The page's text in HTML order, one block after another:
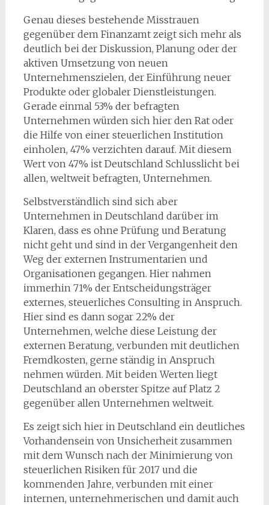
Genau dieses bestehende Misstrauen
gegenüber dem Finanzamt zeigt sich mehr als
deutlich bei der Diskussion, Planung oder der
aktiven Umsetzung von neuen
Unternehmenszielen, der Einführung neuer
Produkte oder globaler Dienstleistungen.
Gerade einmal 53% der befragten
Unternehmen würden sich hier den Rat oder
die Hilfe von einer steuerlichen Institution
einholen, 47% verzichten darauf. Mit diesem
Wert von 47% ist Deutschland Schlusslicht bei
allen, weltweit befragten, Unternehmen.
Selbstverständlich sind sich aber
Unternehmen in Deutschland darüber im
Klaren, dass es ohne Prüfung und Beratung
nicht geht und sind in der Vergangenheit den
Weg der externen Instrumentarien und
Organisationen gegangen. Hier nahmen
immerhin 71% der Entscheidungsträger
externes, steuerliches Consulting in Anspruch.
Hier sind es dann sogar 22% der
Unternehmen, welche diese Leistung der
externen Beratung, verbunden mit deutlichen
Fremdkosten, gerne ständig in Anspruch
nehmen würden. Mit beiden Werten liegt
Deutschland an oberster Spitze auf Platz 2
gegenüber allen Unternehmen weltweit.
Es zeigt sich hier in Deutschland ein deutliches
Vorhandensein von Unsicherheit zusammen
mit dem Wunsch nach der Minimierung von
steuerlichen Risiken für 2017 und die
kommenden Jahre, verbunden mit einer
internen, unternehmerischen und damit auch